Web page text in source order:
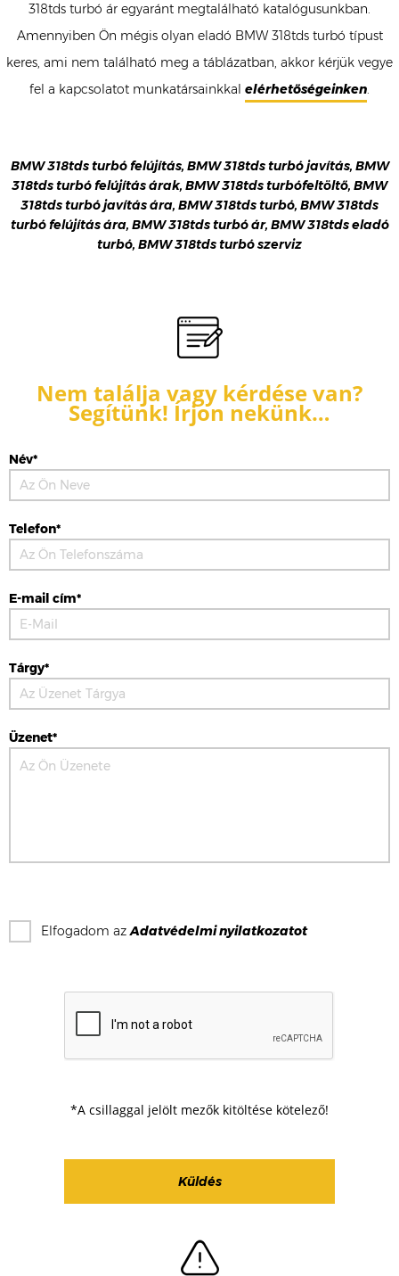
318tds turbó ár egyaránt megtalálható katalógusunkban.
Amennyiben Ön mégis olyan eladó BMW 318tds turbó típust
keres, ami nem található meg a táblázatban, akkor kérjük vegye
fel a kapcsolatot munkatársainkkal elérhetőségeinken.
BMW 318tds turbó felújítás, BMW 318tds turbó javítás, BMW
318tds turbó felújítás árak, BMW 318tds turbófeltöltő, BMW
318tds turbó javítás ára, BMW 318tds turbó, BMW 318tds
turbó felújítás ára, BMW 318tds turbó ár, BMW 318tds eladó
turbó, BMW 318tds turbó szerviz
Nem találja vagy kérdése van?
Segítünk! Írjon nekünk…
Név*
Telefon*
E-mail cím*
Tárgy*
Üzenet*
Elfogadom azAdatvédelmi nyilatkozatot
*A csillaggal jelölt mezők kitöltése kötelező!